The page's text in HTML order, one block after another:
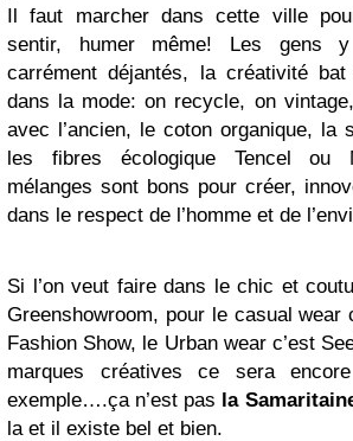
Il faut marcher dans cette ville
sentir, humer même! Les gens
carrément déjantés, la créativité
dans la mode: on recycle, on
avec l’ancien, le coton organique, la
les fibres écologique Tencel ou
mélanges sont bons pour créer,
dans le respect de l’homme et de
Si l’on veut faire dans le chic et
Greenshowroom, pour le casual wear
Fashion Show, le Urban wear c’est
marques créatives ce sera
exemple….ça n’est pas la
la et il existe bel et bien.